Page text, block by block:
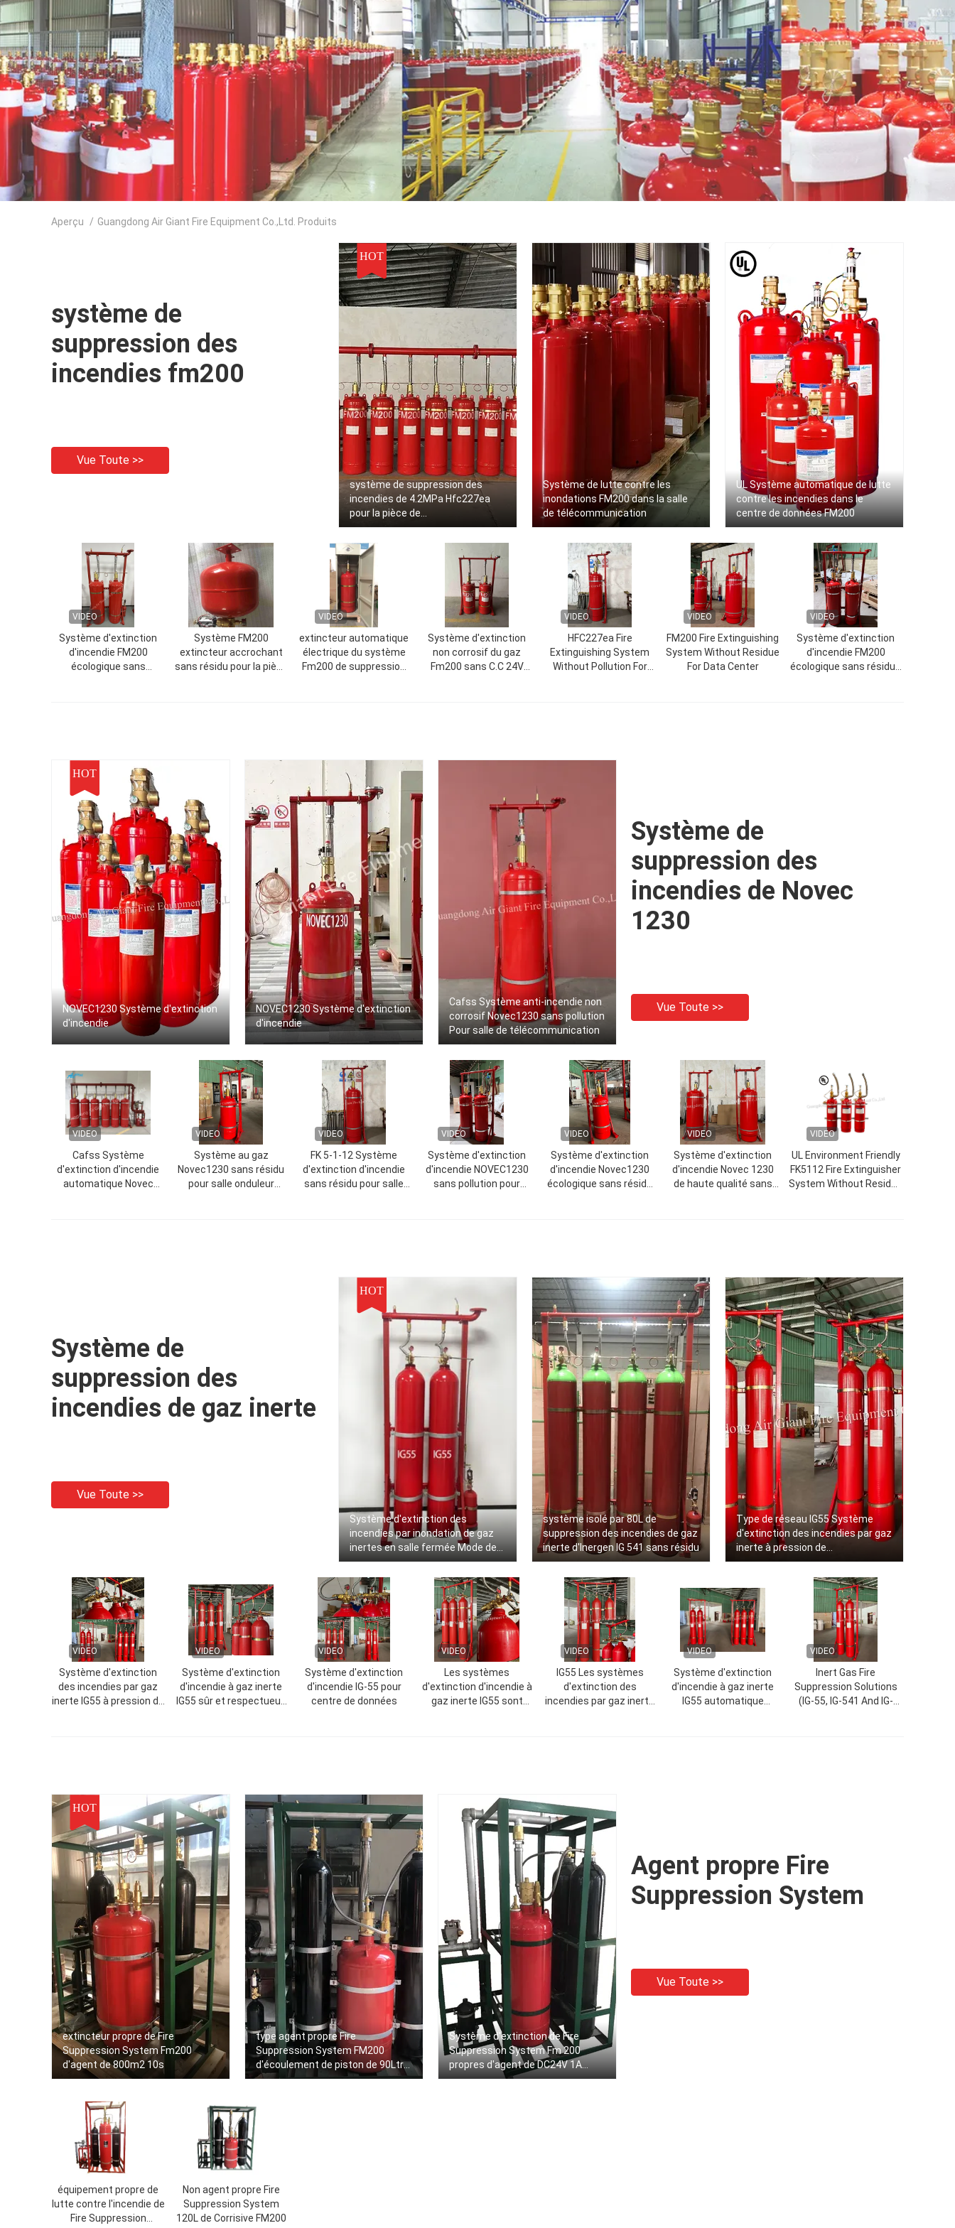
Aperçu / Guangdong Air Giant Fire Equipment Co.,Ltd. Produits
système de
suppression des
incendies fm200
Vue Toute >>
HOT
système de suppression des
incendies de 4.2MPa Hfc227ea
pour la pièce de
télécommunication
Système de lutte contre les
inondations FM200 dans la salle
de télécommunication
UL Système automatique de lutte
contre les incendies dans le
centre de données FM200
VIDEO
Système d'extinction
d'incendie FM200
écologique sans
Système FM200
extincteur accrochant
sans résidu pour la pièce
VIDEO
extincteur automatique
électrique du système
Fm200 de suppression
Système d'extinction
non corrosif du gaz
Fm200 sans C.C 24V
VIDEO
HFC227ea Fire
Extinguishing System
Without Pollution For
VIDEO
FM200 Fire Extinguishing
System Without Residue
For Data Center
VIDEO
Système d'extinction
d'incendie FM200
écologique sans résidus
HOT
NOVEC1230 Système d'extinction
d'incendie
NOVEC1230 Système d'extinction
d'incendie
Cafss Système anti-incendie non
corrosif Novec1230 sans pollution
Pour salle de télécommunication
Système de
suppression des
incendies de Novec
1230
Vue Toute >>
VIDEO
Cafss Système
d'extinction d'incendie
automatique Novec
VIDEO
Système au gaz
Novec1230 sans résidu
pour salle onduleur
VIDEO
FK 5-1-12 Système
d'extinction d'incendie
sans résidu pour salle
VIDEO
Système d'extinction
d'incendie NOVEC1230
sans pollution pour
VIDEO
Système d'extinction
d'incendie Novec1230
écologique sans résidu
VIDEO
Système d'extinction
d'incendie Novec 1230
de haute qualité sans
VIDEO
UL Environment Friendly
FK5112 Fire Extinguisher
System Without Residue
Système de
suppression des
incendies de gaz inerte
Vue Toute >>
HOT
Système d'extinction des
incendies par inondation de gaz
inertes en salle fermée Mode de
démarrage électrique
automatique -10°C à 50°C
système isolé par 80L de
suppression des incendies de gaz
inerte d'Inergen IG 541 sans résidu
Type de réseau IG55 Système
d'extinction des incendies par gaz
inerte à pression de
fonctionnement de 150 à 300 bar,
température de stockage de -10 à
50 °C et alarme sonore et visuelle
VIDEO
Système d'extinction
des incendies par gaz
inerte IG55 à pression de
VIDEO
Système d'extinction
d'incendie à gaz inerte
IG55 sûr et respectueux
VIDEO
Système d'extinction
d'incendie IG-55 pour
centre de données
VIDEO
Les systèmes
d'extinction d'incendie à
gaz inerte IG55 sont
VIDEO
IG55 Les systèmes
d'extinction des
incendies par gaz inerte
VIDEO
Système d'extinction
d'incendie à gaz inerte
IG55 automatique
VIDEO
Inert Gas Fire
Suppression Solutions
(IG-55, IG-541 And IG-
HOT
extincteur propre de Fire
Suppression System Fm200
d'agent de 800m2 10s
type agent propre Fire
Suppression System FM200
d'écoulement de piston de 90Ltr
120Ltr 245Ltr
Système d'extinction de Fire
Suppression System Fm 200
propres d'agent de DC24V 1A
4.2MPa
Agent propre Fire
Suppression System
Vue Toute >>
équipement propre de
lutte contre l'incendie de
Fire Suppression
Non agent propre Fire
Suppression System
120L de Corrisive FM200